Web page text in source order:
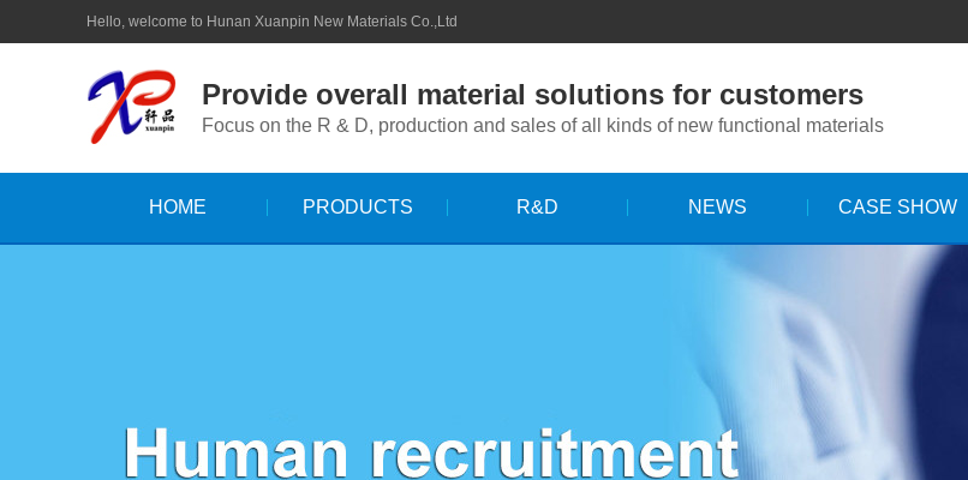
Hello, welcome to Hunan Xuanpin New Materials Co.,Ltd
Provide overall material solutions for customers
Focus on the R & D, production and sales of all kinds of new functional materials
HOME PRODUCTS R&D NEWS CASE SHOW